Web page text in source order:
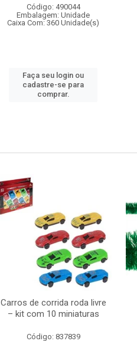
Código: 490044
Embalagem: Unidade
Caixa Com: 360 Unidade(s)
Faça seu login ou
cadastre-se para
comprar.
Carros de corrida roda livre
– kit com 10 miniaturas
Código: 837839